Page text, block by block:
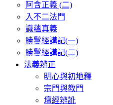
阿含正義 (二)
入不二法門
識蘊真義
勝鬘經講記(一)
勝鬘經講記(二)
法義辨正
明心與初地釋
宗門與教門
壇經辨訛